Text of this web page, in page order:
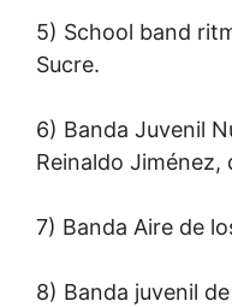
5) School band
Sucre.
6) Banda Juvenil
Reinaldo Jiménez,
7) Banda Aire de
8) Banda juvenil